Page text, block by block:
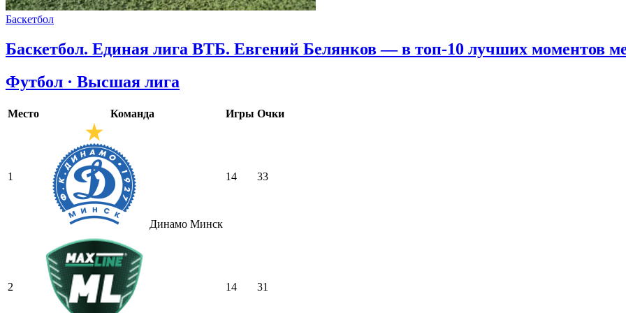
Баскетбол
Баскетбол. Единая лига ВТБ. Евгений Белянков — в топ-10 лучших моментов
Футбол · Высшая лига
Место Команда Игры Очки
1
Динамо Минск
14 33
2 14 31